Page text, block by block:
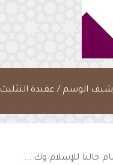
الوسم / عقيدة التثليث
حاليا للإسلام وك ...